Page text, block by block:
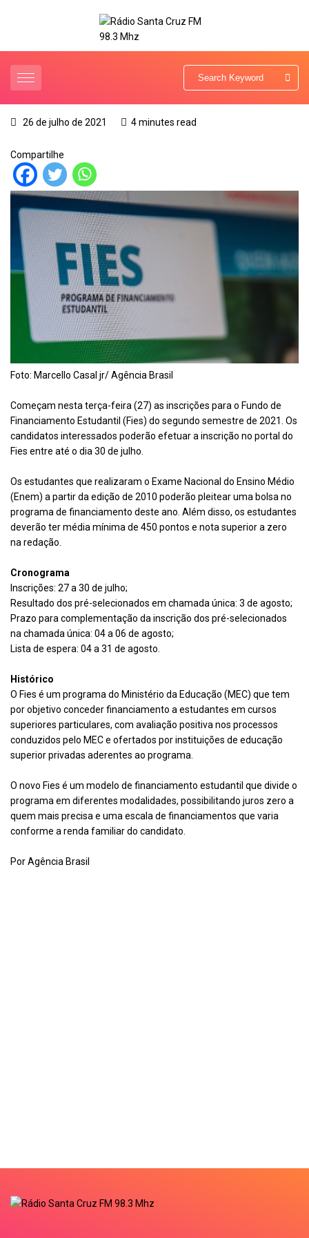
26 de julho de 2021 4 minutes read
Compartilhe
Foto: Marcello Casal jr/ Agência Brasil
Começam nesta terça-feira (27) as inscrições para o Fundo de
Financiamento Estudantil (Fies) do segundo semestre de 2021. Os
candidatos interessados poderão efetuar a inscrição no portal do
Fies entre até o dia 30 de julho.
Os estudantes que realizaram o Exame Nacional do Ensino Médio
(Enem) a partir da edição de 2010 poderão pleitear uma bolsa no
programa de financiamento deste ano. Além disso, os estudantes
deverão ter média mínima de 450 pontos e nota superior a zero
na redação.
Cronograma
Inscrições: 27 a 30 de julho;
Resultado dos pré-selecionados em chamada única: 3 de agosto;
Prazo para complementação da inscrição dos pré-selecionados
na chamada única: 04 a 06 de agosto;
Lista de espera: 04 a 31 de agosto.
Histórico
O Fies é um programa do Ministério da Educação (MEC) que tem
por objetivo conceder financiamento a estudantes em cursos
superiores particulares, com avaliação positiva nos processos
conduzidos pelo MEC e ofertados por instituições de educação
superior privadas aderentes ao programa.
O novo Fies é um modelo de financiamento estudantil que divide o
programa em diferentes modalidades, possibilitando juros zero a
quem mais precisa e uma escala de financiamentos que varia
conforme a renda familiar do candidato.
Por Agência Brasil